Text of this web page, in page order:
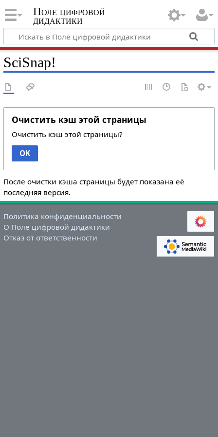
Поле цифровой
дидактики
SciSnap!
Очистить кэш этой страницы
Очистить кэш этой страницы?
OK
После очистки кэша страницы будет показана её
последняя версия.
Политика конфиденциальности
О Поле цифровой дидактики
Отказ от ответственности